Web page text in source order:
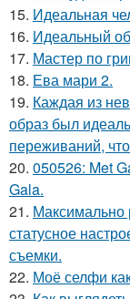
15. Идеальная
16. Идеальный
17. Мастер по
18. Ева мари 2.
19. Каждая из
образ был
переживаний,
20. 050526: Met
Gala.
21. Максимально
статусное
съемки.
22. Моё селфи